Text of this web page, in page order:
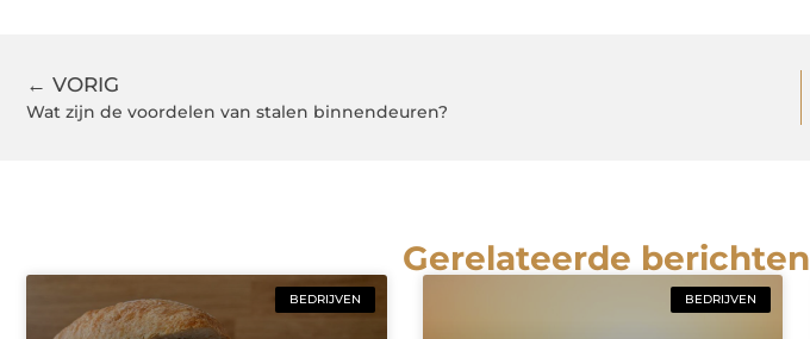
← VORIG
Wat zijn de voordelen van stalen binnendeuren?
Gerelateerde berichten
BEDRIJVEN BEDRIJVEN